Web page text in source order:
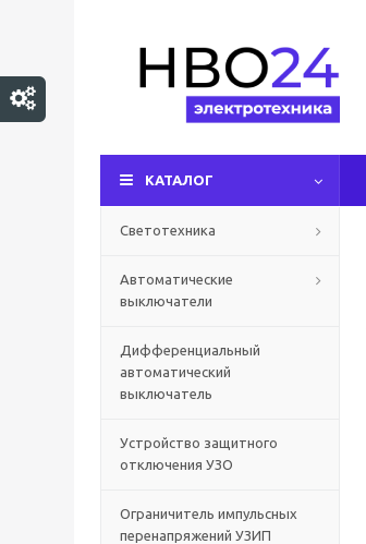
КАТАЛОГ
Светотехника
Автоматические
выключатели
Дифференциальный
автоматический
выключатель
Устройство защитного
отключения УЗО
Ограничитель импульсных
перенапряжений УЗИП